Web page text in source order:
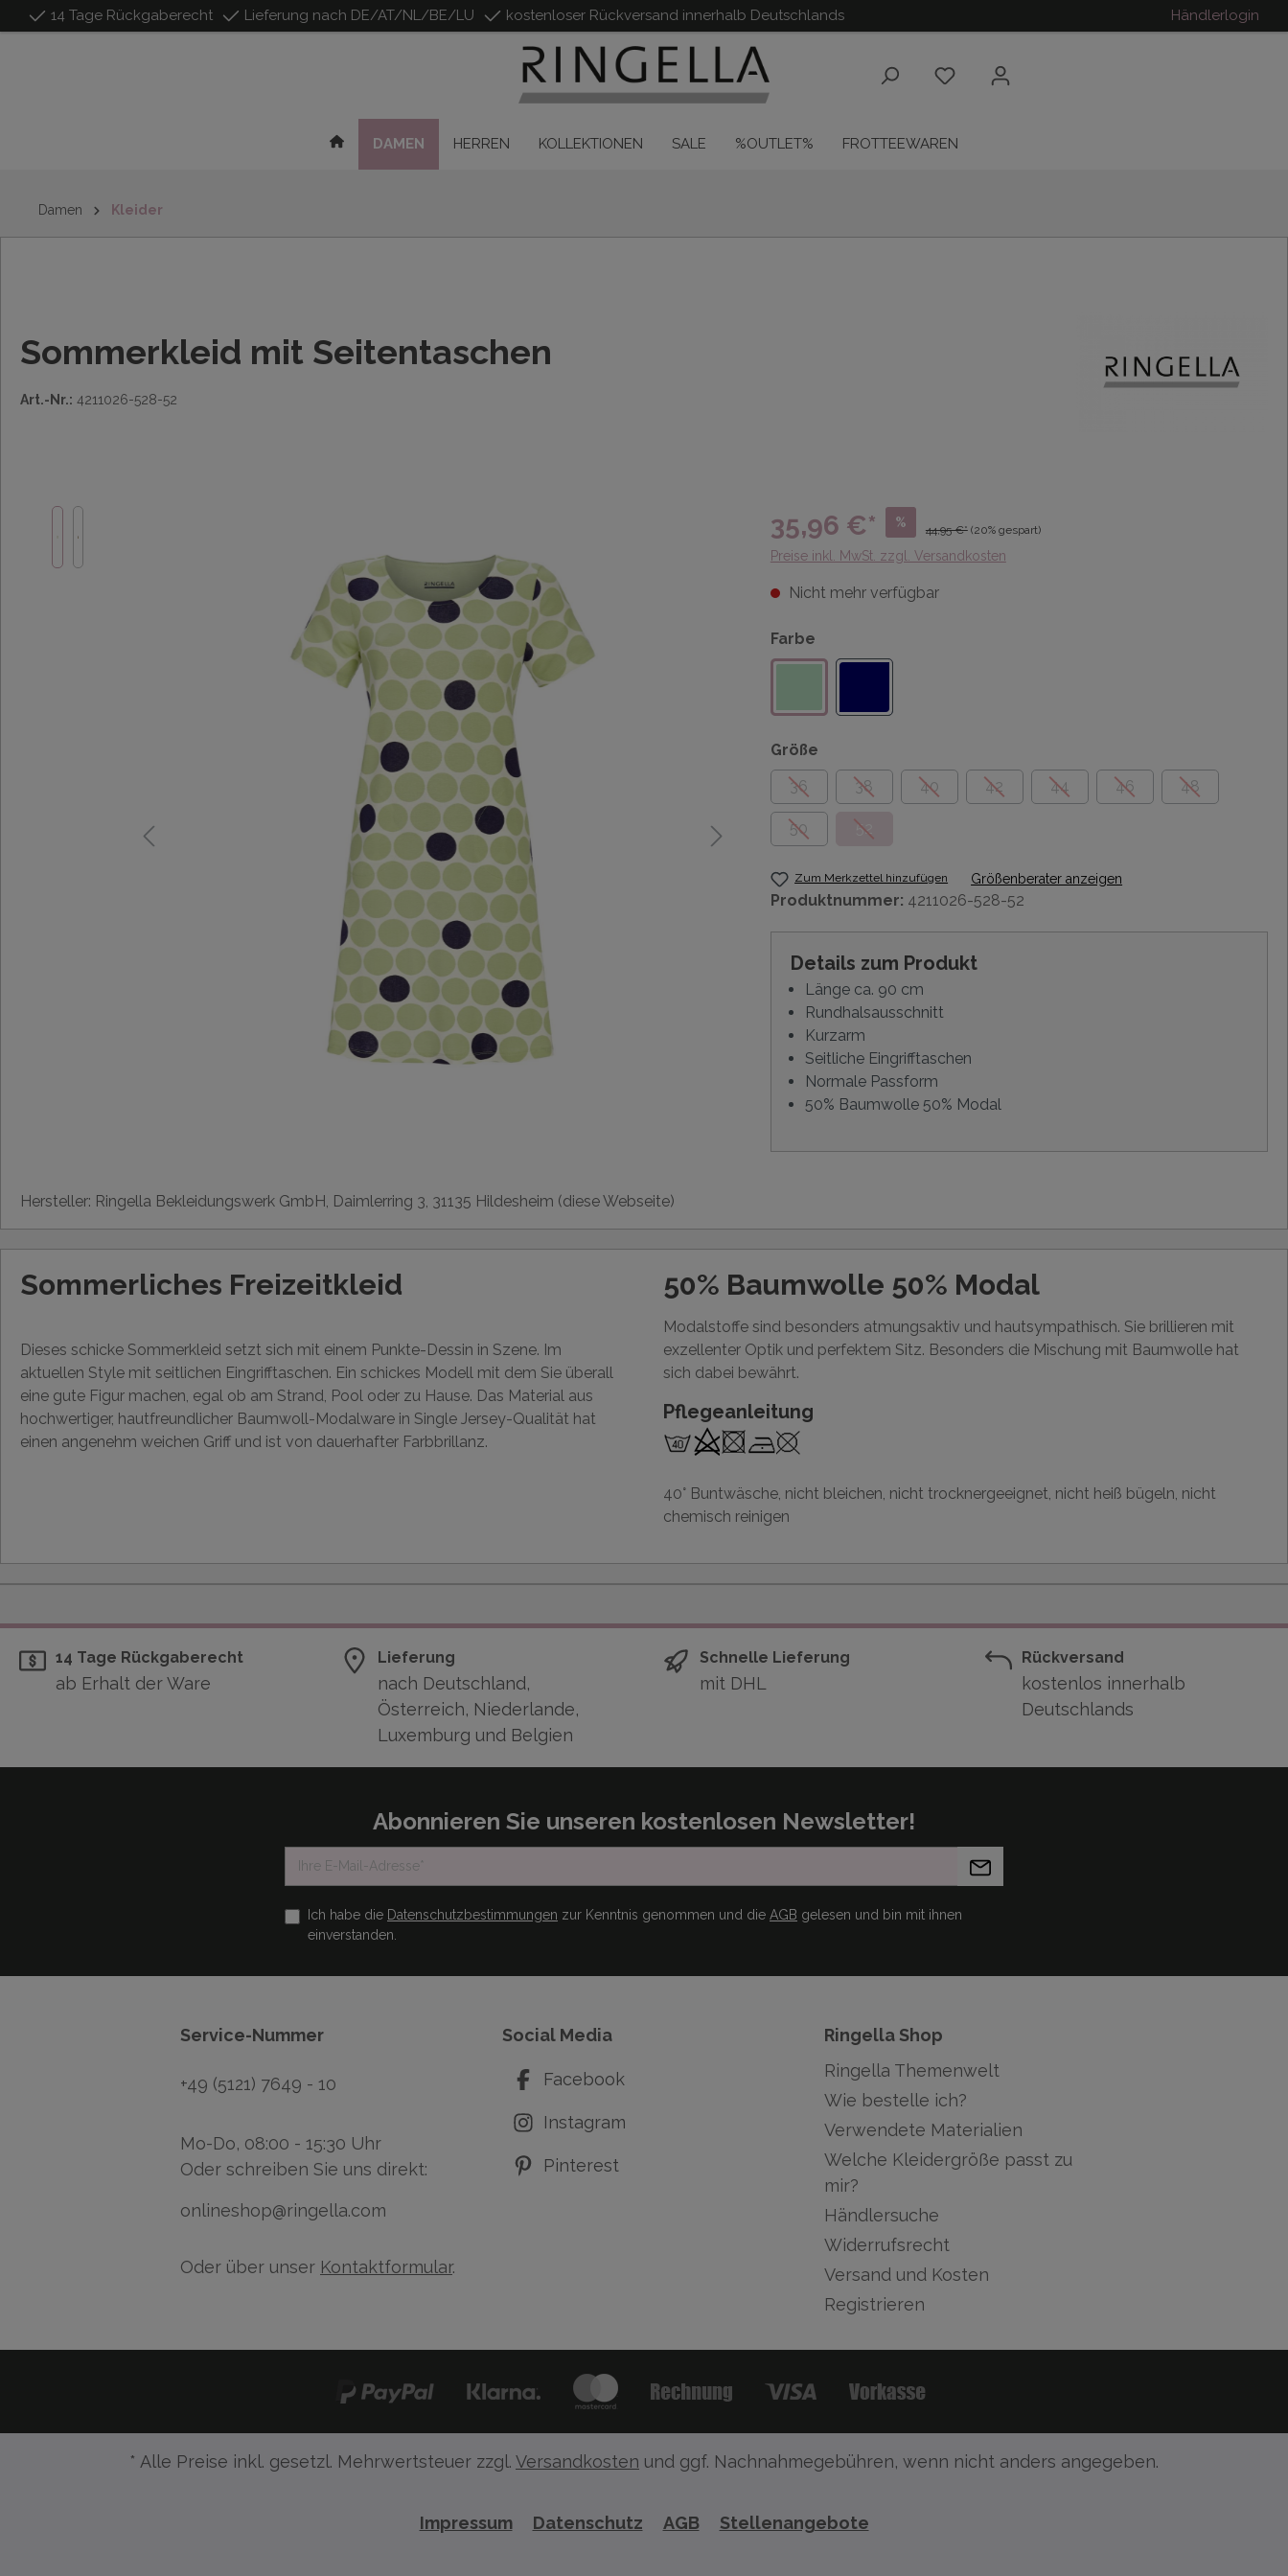
springen
14 Tage Rückgaberecht Lieferung nach DE/AT/NL/BE/LU kostenloser Rückversand innerhalb Deutschlands Händlerlogin
DAMEN HERREN KOLLEKTIONEN SALE %OUTLET% FROTTEEWAREN
Damen Kleider
Sommerkleid mit Seitentaschen
Art.-Nr.: 4211026-528-52
35,96 €* %
44,95 €* (20% gespart)
Preise inkl. MwSt. zzgl. Versandkosten
Nicht mehr verfügbar
Farbe
Größe
36
38 40 42 44 46 48
50 52
Zum Merkzettel hinzufügen Größenberater anzeigen
Produktnummer: 4211026-528-52
Details zum Produkt
Länge ca. 90 cm
Rundhalsausschnitt
Kurzarm
Seitliche Eingrifftaschen
Normale Passform
50% Baumwolle 50% Modal
Hersteller: Ringella Bekleidungswerk GmbH, Daimlerring 3, 31135 Hildesheim (diese Webseite)
Sommerliches Freizeitkleid
Dieses schicke Sommerkleid setzt sich mit einem Punkte-Dessin in Szene. Im
aktuellen Style mit seitlichen Eingrifftaschen. Ein schickes Modell mit dem Sie überall
eine gute Figur machen, egal ob am Strand, Pool oder zu Hause. Das Material aus
hochwertiger, hautfreundlicher Baumwoll-Modalware in Single Jersey-Qualität hat
einen angenehm weichen Griff und ist von dauerhafter Farbbrillanz.
50% Baumwolle 50% Modal
Modalstoffe sind besonders atmungsaktiv und hautsympathisch. Sie brillieren mit
exzellenter Optik und perfektem Sitz. Besonders die Mischung mit Baumwolle hat
sich dabei bewährt.
Pflegeanleitung
40° Buntwäsche, nicht bleichen, nicht trocknergeeignet, nicht heiß bügeln, nicht
chemisch reinigen
14 Tage Rückgaberecht
ab Erhalt der Ware
Lieferung
nach Deutschland,
Österreich, Niederlande,
Luxemburg und Belgien
Schnelle Lieferung
mit DHL
Rückversand
kostenlos innerhalb
Deutschlands
Abonnieren Sie unseren kostenlosen Newsletter!
Ich habe die Datenschutzbestimmungen zur Kenntnis genommen und die AGB gelesen und bin mit ihnen
einverstanden.
Service-Nummer
+49 (5121) 7649 - 10
Mo-Do, 08:00 - 15:30 Uhr
Oder schreiben Sie uns direkt:
onlineshop@ringella.com
Oder über unser Kontaktformular.
Social Media
Facebook
Instagram
Pinterest
Ringella Shop
Ringella Themenwelt
Wie bestelle ich?
Verwendete Materialien
Welche Kleidergröße passt zu
mir?
Händlersuche
Widerrufsrecht
Versand und Kosten
Registrieren
* Alle Preise inkl. gesetzl. Mehrwertsteuer zzgl. Versandkosten und ggf. Nachnahmegebühren, wenn nicht anders angegeben.
Impressum Datenschutz AGB Stellenangebote